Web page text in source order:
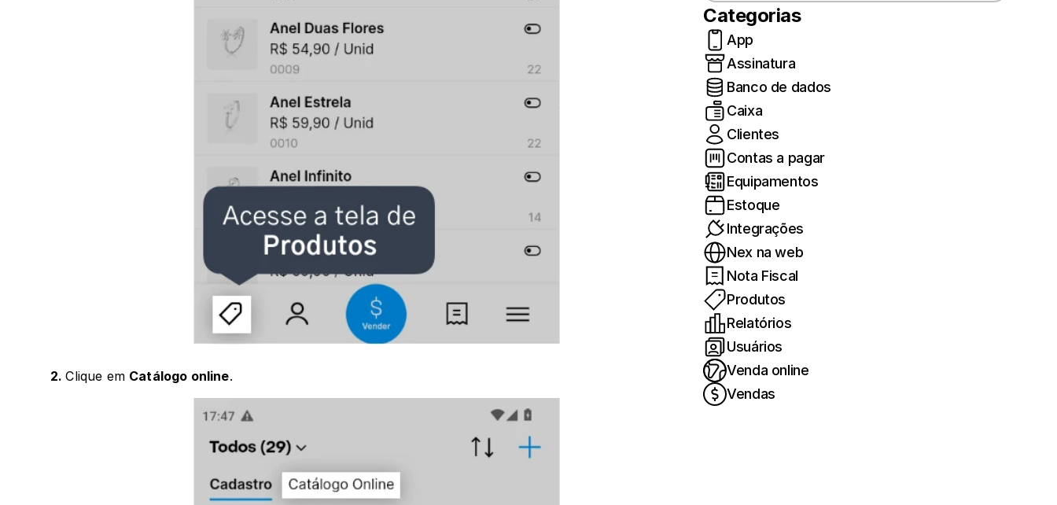
2. Clique em Catálogo online.
Categorias
App
Assinatura
Banco de dados
Caixa
Clientes
Contas a pagar
Equipamentos
Estoque
Integrações
Nex na web
Nota Fiscal
Produtos
Relatórios
Usuários
Venda online
Vendas